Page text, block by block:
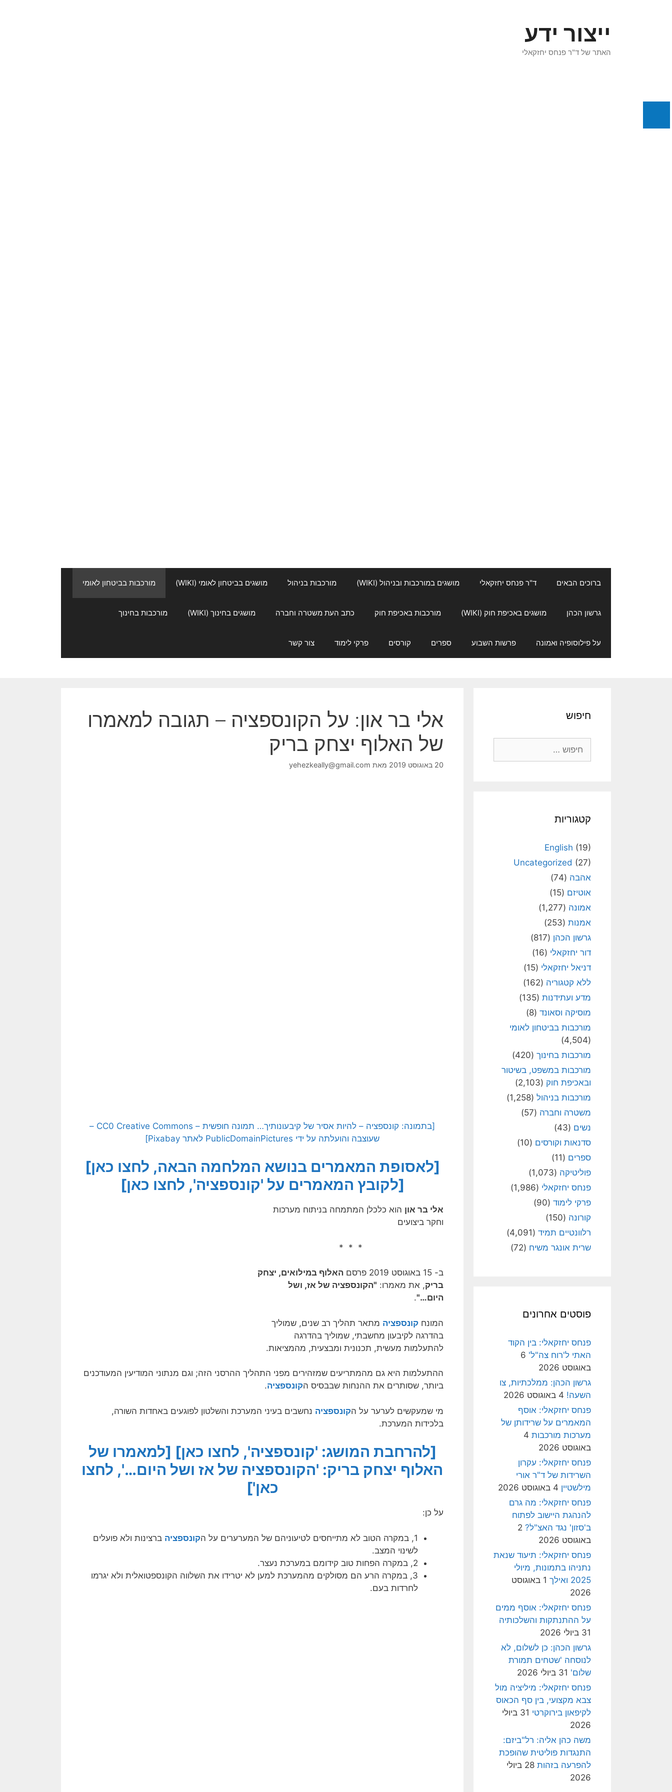
ייצור ידע
האתר של ד"ר פנחס יחזקאלי
ברוכים הבאים ד"ר פנחס יחזקאלי מושגים במורכבות ובניהול (WIKI) מורכבות בניהול מושגים בביטחון לאומי (WIKI) מורכבות בביטחון לאומי
גרשון הכהן מושגים באכיפת חוק (WIKI) מורכבות באכיפת חוק כתב העת משטרה וחברה מושגים בחינוך (WIKI) מורכבות בחינוך
על פילוסופיה ואמונה פרשות השבוע ספרים קורסים פרקי לימוד צור קשר
אלי בר און: על הקונספציה – תגובה למאמרו
של האלוף יצחק בריק
20 באוגוסט 2019 מאת yehezkeally@gmail.com
[בתמונה: קונספציה – להיות אסיר של קיבעונותיך… תמונה חופשית – CC0 Creative Commons –
שעוצבה והועלתה על ידי PublicDomainPictures לאתר Pixabay]
[לאסופת המאמרים בנושא המלחמה הבאה, לחצו כאן]
[לקובץ המאמרים על 'קונספציה', לחצו כאן]
אלי בר און הוא כלכלן המתמחה בניתוח מערכות
וחקר ביצועים
* * *
ב- 15 באוגוסט 2019 פרסם
האלוף במילואים, יצחק
בריק, את מאמרו: "הקונספציה של אז, ושל
היום…".
המונח קונספציה מתאר תהליך רב שנים, שמוליך
בהדרגה לקיבעון מחשבתי, שמוליך בהדרגה
להתעלמות מעשית, תכנונית ומבצעית, מהמציאות.
ההתעלמות היא גם מהמתריעים שמזהירים מפני התהליך ההרסני הזה; וגם מנתוני המודיעין המעודכנים
ביותר, שסותרים את ההנחות שבבסיס הקונספציה.
מי שמעקשים לערער על הקונספציה נחשבים בעיני המערכת והשלטון לפוגעים באחדות השורה,
בלכידות המערכת.
[להרחבת המושג: 'קונספציה', לחצו כאן] [למאמרו של
האלוף יצחק בריק: 'הקונספציה של אז ושל היום…', לחצו
כאן']
על כן:
1, במקרה הטוב לא מתייחסים לטיעוניהם של המערערים על ה קונספציה ברצינות ולא פועלים
לשינוי המצב.
2, במקרה הפחות טוב קידומם במערכת נעצר.
3, במקרה הרע הם מסולקים מהמערכת למען לא יטרידו את השלווה הקונספטואלית ולא יגרמו
לחרדות בעם.
חיפוש
קטגוריות
English (19)
Uncategorized (27)
אהבה (74)
אוטיזם (15)
אמונה (1,277)
אמנות (253)
גרשון הכהן (817)
דור יחזקאלי (16)
דניאל יחזקאלי (15)
ללא קטגוריה (162)
מדע ועתידנות (135)
מוסיקה וסאונד (8)
מורכבות בביטחון לאומי
(4,504)
מורכבות בחינוך (420)
מורכבות במשפט, בשיטור
ובאכיפת חוק (2,103)
מורכבות בניהול (1,258)
משטרה וחברה (57)
נשים (43)
סדנאות וקורסים (10)
ספרים (11)
פוליטיקה (1,073)
פנחס יחזקאלי (1,986)
פרקי לימוד (90)
קורונה (150)
רלוונטיים תמיד (4,091)
שרית אונגר משיח (72)
פוסטים אחרונים
פנחס יחזקאלי: בין הקוד
האתי ל'רוח צה"ל' 6
באוגוסט 2026
גרשון הכהן: ממלכתיות, צו
השעה! 4 באוגוסט 2026
פנחס יחזקאלי: אוסף
המאמרים על שרידותן של
מערכות מורכבות 4
באוגוסט 2026
פנחס יחזקאלי: עקרון
השרידות של ד"ר אורי
מילשטיין 4 באוגוסט 2026
פנחס יחזקאלי: מה גרם
להנהגת היישוב לפתוח
ב'סזון' נגד האצ"ל? 2
באוגוסט 2026
פנחס יחזקאלי: תיעוד שנאת
נתניהו בתמונות, מיולי
2025 ואילך
1 באוגוסט
2026
פנחס יחזקאלי: אוסף ממים
על ההתנתקות והשלכותיה
31 ביולי 2026
גרשון הכהן: כן לשלום, לא
לנוסחה 'שטחים תמורת
שלום' 31 ביולי 2026
פנחס יחזקאלי: מיליציה מול
צבא מקצועי, בין סף הכאוס
לקיפאון בירוקרטי
31 ביולי
2026
משה כהן אליה: רל"ביזם:
התנגדות פוליטית שהופכת
להפרעה בזהות
28 ביולי
2026